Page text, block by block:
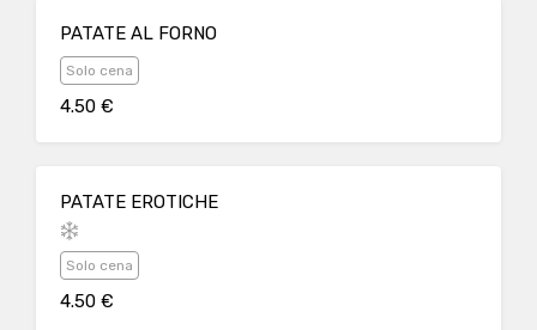
PATATE AL FORNO
Solo cena
4.50 €
PATATE EROTICHE
Solo cena
4.50 €